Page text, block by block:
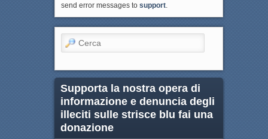
send error messages to support.
Cerca
Supporta la nostra opera di
informazione e denuncia degli
illeciti sulle strisce blu fai una
donazione